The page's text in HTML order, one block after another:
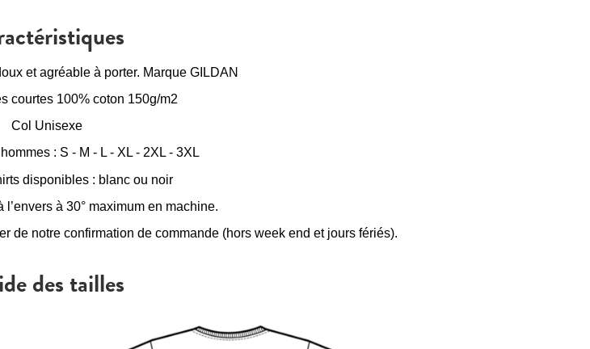
et agréable à porter. Marque GILDAN
courtes 100% coton 150g/m2
Col Unisexe
: S - M - L - XL - 2XL - 3XL
disponibles : blanc ou noir
à 30° maximum en machine.
de notre confirmation de commande (hors week end et jours fériés).
des tailles